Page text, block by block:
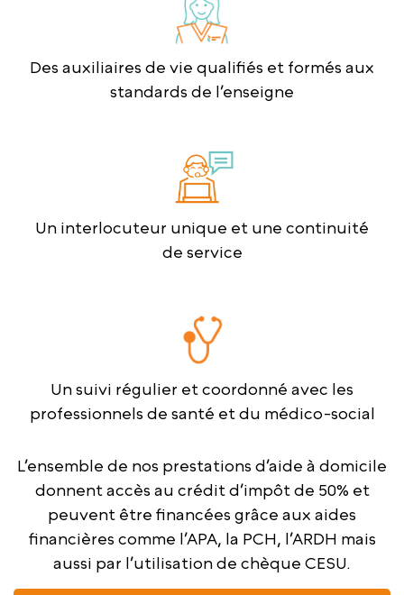
Des auxiliaires de vie qualifiés et formés aux
standards de l’enseigne
Un interlocuteur unique et une continuité
de service
Un suivi régulier et coordonné avec les
professionnels de santé et du médico-social
L’ensemble de nos prestations d’aide à domicile
donnent accès au crédit d’impôt de 50% et
peuvent être financées grâce aux aides
financières comme l’APA, la PCH, l’ARDH mais
aussi par l’utilisation de chèque CESU.